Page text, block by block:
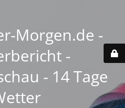
Morgen.de -
-
- 14 Tage